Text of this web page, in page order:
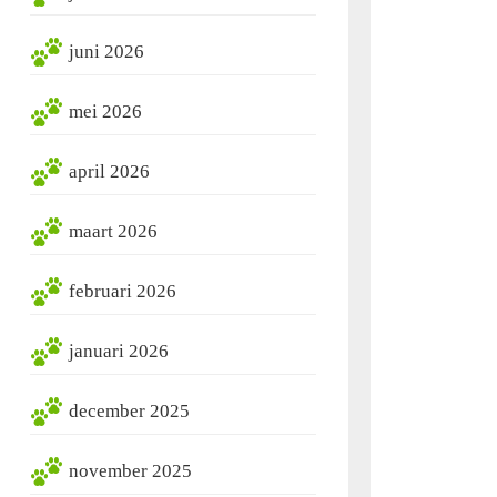
juni 2026
mei 2026
april 2026
maart 2026
februari 2026
januari 2026
december 2025
november 2025